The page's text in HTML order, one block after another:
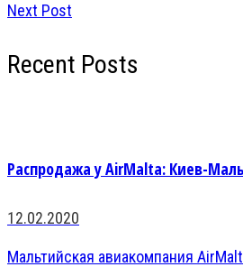
Next Post
Recent Posts
Распродажа у AirMalta: Киев-
12.02.2020
Мальтийская авиакомпания